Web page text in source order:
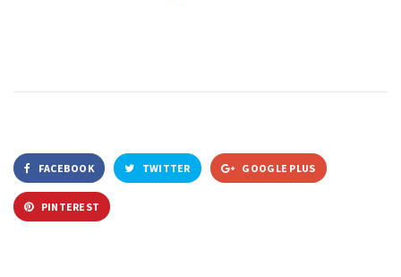
FACEBOOK TWITTER GOOGLE PLUS
PINTEREST